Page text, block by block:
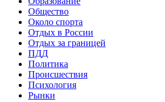
Общество
Около спорта
Отдых в России
Отдых за границей
ПДД
Политика
Происшествия
Психология
Рынки